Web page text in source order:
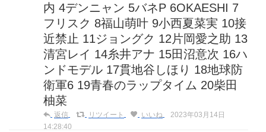
内 4デンニャン 5バネP 6OKAESHI 7
フリスク 8福山萌叶 9小西夏菜実 10接
近禁止 11ジョングク 12片岡愛之助 13
清宮レイ 14糸井アナ 15田沼意次 16ハ
ンドモデル 17貫地谷しほり 18地球防
衛軍6 19青春のラップタイム 20柴田
柚菜
返信 リツイート いいね
2023年03月14日
14:28:40